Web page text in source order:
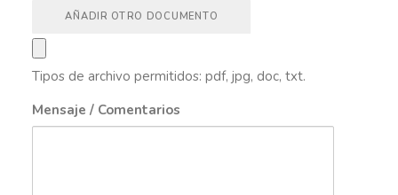
AÑADIR OTRO DOCUMENTO
Tipos de archivo permitidos: pdf, jpg, doc, txt.
Mensaje / Comentarios